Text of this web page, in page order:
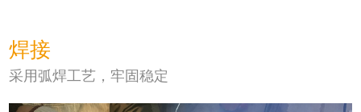
焊接
采用弧焊工艺，牢固稳定